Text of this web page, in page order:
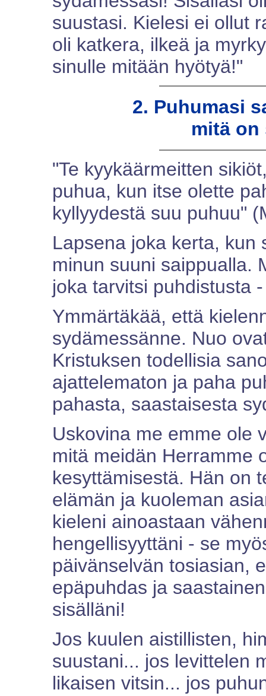
suustasi. Kielesi ei ollut
oli katkera, ilkeä ja
sinulle mitään hyötyä!"
2. Puhumasi
mitä on
"Te kyykäärmeitten
puhua, kun itse olette
kyllyydestä suu puhuu"
Lapsena joka kerta, kun
minun suuni saippualla.
joka tarvitsi puhdistusta
Ymmärtäkää, että
sydämessänne. Nuo
Kristuksen todellisia
ajattelematon ja paha
pahasta, saastaisesta
Uskovina me emme ole
mitä meidän Herramme
kesyttämisestä. Hän on
elämän ja kuoleman
kieleni ainoastaan
hengellisyyttäni - se
päivänselvän tosiasian,
epäpuhdas ja
sisälläni!
Jos kuulen aistillisten,
suustani... jos levittelen
likaisen vitsin... jos